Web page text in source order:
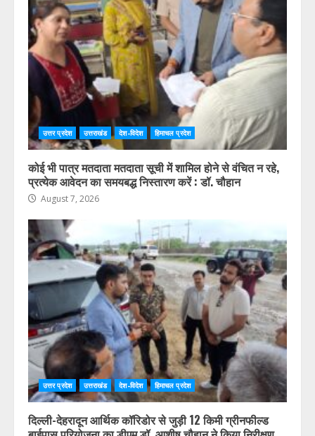
विशिष्ट पहचान बना रही आदि कैलाश परिक्रमा: सतपाल महाराज,
पर्यटन मंत्री ने किया ट्रैवल एंड टूरिज्म फेयर (TTF) में प्रतिभाग
August 7, 2026
उत्तर प्रदेश हिमाचल प्रदेश
कोई भी पात्र मतदाता मतदाता सूची में शामिल होने से वंचित न रहे,
प्रत्येक आवेदन का समयबद्ध निस्तारण करें : डॉ. चौहान
August 7, 2026